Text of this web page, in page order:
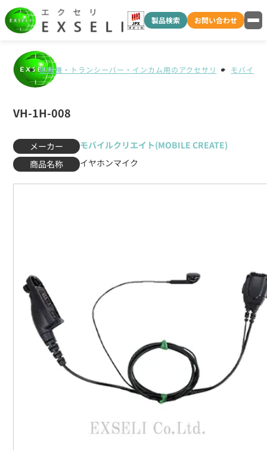
製品検索 お問い合わせ
無線機・トランシーバー・インカム用のアクセサリ モバイル
VH-1H-008
メーカー
モバイルクリエイト(MOBILE CREATE)
商品名称
イヤホンマイク